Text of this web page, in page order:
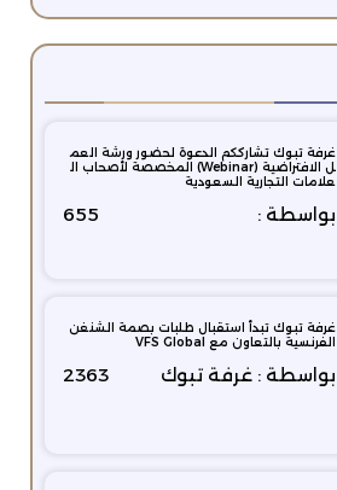
غرفة تبوك تشارككم الدعوة لحضور ورشة العم
ل الافتراضية (Webinar) المخصصة لأصحاب ال
علامات التجارية السعودية
بواسطة : 655
غرفة تبوك تبدأ استقبال طلبات بصمة الشنغن
الفرنسية بالتعاون مع VFS Global
بواسطة : غرفة تبوك 2363